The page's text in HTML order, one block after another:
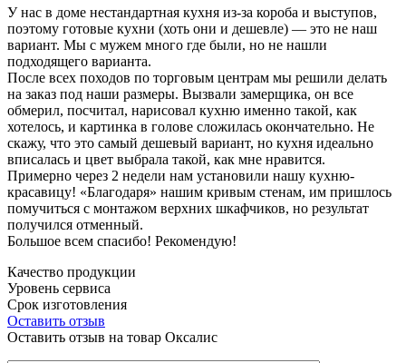
У нас в доме нестандартная кухня из-за короба и выступов,
поэтому готовые кухни (хоть они и дешевле) — это не наш
вариант. Мы с мужем много где были, но не нашли
подходящего варианта.
После всех походов по торговым центрам мы решили делать
на заказ под наши размеры. Вызвали замерщика, он все
обмерил, посчитал, нарисовал кухню именно такой, как
хотелось, и картинка в голове сложилась окончательно. Не
скажу, что это самый дешевый вариант, но кухня идеально
вписалась и цвет выбрала такой, как мне нравится.
Примерно через 2 недели нам установили нашу кухню-
красавицу! «Благодаря» нашим кривым стенам, им пришлось
помучиться с монтажом верхних шкафчиков, но результат
получился отменный.
Большое всем спасибо! Рекомендую!
Качество продукции
Уровень сервиса
Срок изготовления
Оставить отзыв
Оставить отзыв на товар Оксалис